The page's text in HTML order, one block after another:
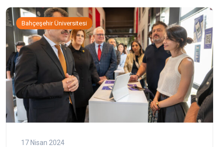
Bahçeşehir Üniversitesi
17 Nisan 2024